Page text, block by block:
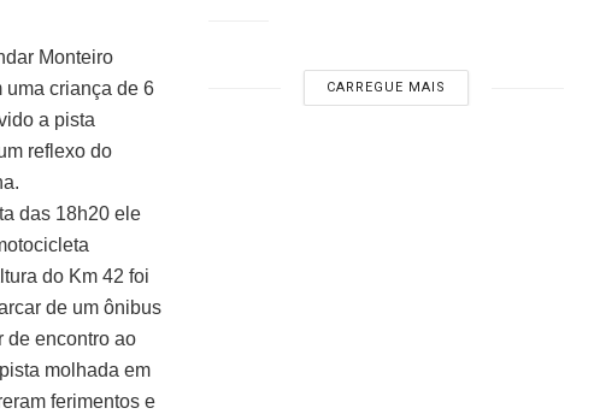
Monteiro
uma criança de 6
a pista
reflexo do
das 18h20 ele
do Km 42 foi
de um ônibus
de encontro ao
molhada em
ferimentos e
CARREGUE MAIS